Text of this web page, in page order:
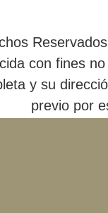
con fines
y su
previo por